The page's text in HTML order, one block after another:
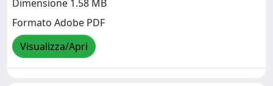
Dimensione 1.58 MB
Formato Adobe PDF
Visualizza/Apri